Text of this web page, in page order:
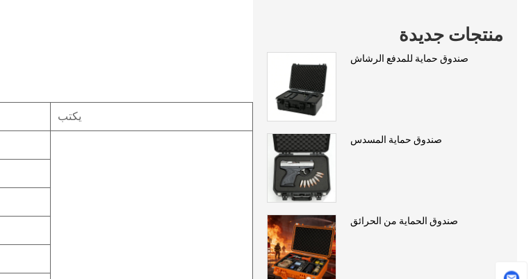
منتجات جديدة
صندوق حماية للمدفع الرشاش
صندوق حماية المسدس
صندوق الحماية من الحرائق
يكتب